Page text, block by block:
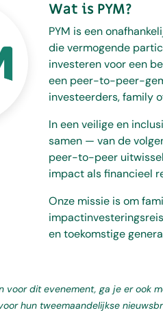
Wat is PYM?
PYM is een
die vermogende
investeren voor een
een peer-to-peer-
investeerders, family
In een veilige en
samen — van de
peer-to-peer
impact als financieel
Onze missie is om
en toekomstige
voor dit evenement, ga je er ook
hun tweemaandelijkse